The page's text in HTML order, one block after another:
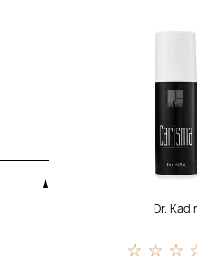
Dr. Kadir